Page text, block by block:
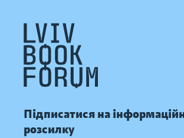
Підписатися на
розсилку